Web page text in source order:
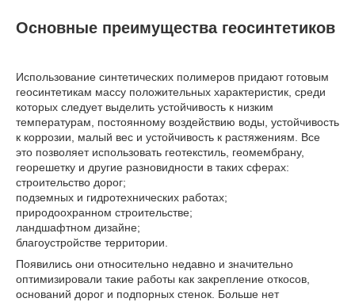
Основные преимущества геосинтетиков
Использование синтетических полимеров придают готовым
геосинтетикам массу положительных характеристик, среди
которых следует выделить устойчивость к низким
температурам, постоянному воздействию воды, устойчивость
к коррозии, малый вес и устойчивость к растяжениям. Все
это позволяет использовать геотекстиль, геомембрану,
георешетку и другие разновидности в таких сферах:
строительство дорог;
подземных и гидротехнических работах;
природоохранном строительстве;
ландшафтном дизайне;
благоустройстве территории.
Появились они относительно недавно и значительно
оптимизировали такие работы как закрепление откосов,
оснований дорог и подпорных стенок. Больше нет